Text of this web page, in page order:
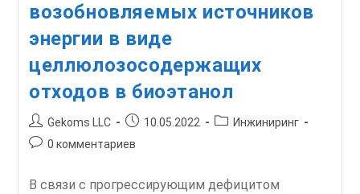
возобновляемых источников
энергии в виде
целлюлозосодержащих
отходов в биоэтанол
Автор
записи:
Gekoms LLC
Запись10.05.2022
Рубрика
Инжиниринг
Комментарии
0 комментариев
В связи с прогрессирующим дефицитом